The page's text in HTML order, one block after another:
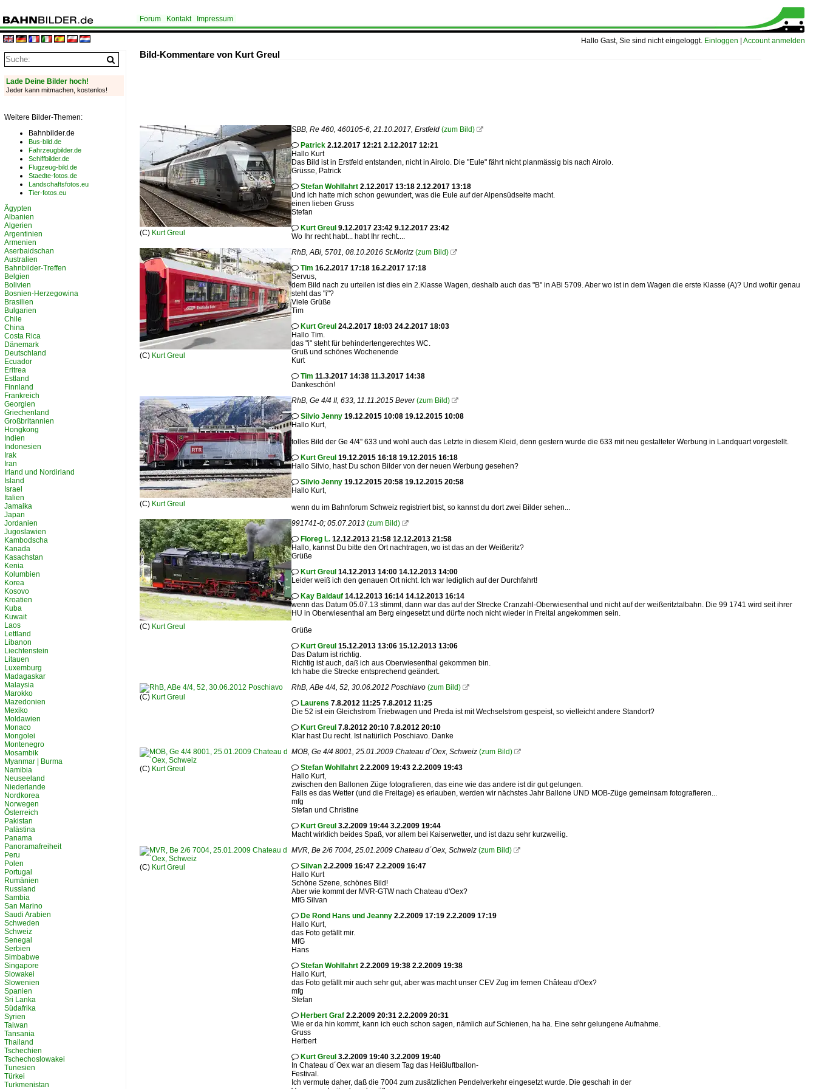
Hallo Gast, Sie sind nicht eingeloggt. Einloggen Account anmelden
Forum Kontakt Impressum
Bild-Kommentare von Kurt Greul
(C) Kurt Greul
SBB, Re 460, 460105-6, 21.10.2017, Erstfeld (zum Bild) 
 Patrick 2.12.2017 12:21 2.12.2017 12:21
Hallo Kurt
Das Bild ist in Erstfeld entstanden, nicht in Airolo. Die "Eule" fährt nicht planmässig bis nach Airolo.
Grüsse, Patrick
 Stefan Wohlfahrt 2.12.2017 13:18 2.12.2017 13:18
Und ich hatte mich schon gewundert, was die Eule auf der Alpensüdseite macht.
einen lieben Gruss
Stefan
 Kurt Greul 9.12.2017 23:42 9.12.2017 23:42
Wo Ihr recht habt... habt Ihr recht....
(C) Kurt Greul
RhB, ABi, 5701, 08.10.2016 St.Moritz (zum Bild) 
 Tim 16.2.2017 17:18 16.2.2017 17:18
Servus,
dem Bild nach zu urteilen ist dies ein 2.Klasse Wagen, deshalb auch das "B" in ABi 5709. Aber wo ist in dem Wagen die erste Klasse (A)? Und wofür genau
steht das "i"?
Viele Grüße
Tim
 Kurt Greul 24.2.2017 18:03 24.2.2017 18:03
Hallo Tim.
das "i" steht für behindertengerechtes WC.
Gruß und schönes Wochenende
Kurt
 Tim 11.3.2017 14:38 11.3.2017 14:38
Dankeschön!
(C) Kurt Greul
RhB, Ge 4/4 II, 633, 11.11.2015 Bever (zum Bild) 
 Silvio Jenny 19.12.2015 10:08 19.12.2015 10:08
Hallo Kurt,
tolles Bild der Ge 4/4'' 633 und wohl auch das Letzte in diesem Kleid, denn gestern wurde die 633 mit neu gestalteter Werbung in Landquart vorgestellt.
 Kurt Greul 19.12.2015 16:18 19.12.2015 16:18
Hallo Silvio, hast Du schon Bilder von der neuen Werbung gesehen?
 Silvio Jenny 19.12.2015 20:58 19.12.2015 20:58
Hallo Kurt,
wenn du im Bahnforum Schweiz registriert bist, so kannst du dort zwei Bilder sehen...
(C) Kurt Greul
991741-0; 05.07.2013 (zum Bild) 
 Floreg L. 12.12.2013 21:58 12.12.2013 21:58
Hallo, kannst Du bitte den Ort nachtragen, wo ist das an der Weißeritz?
Grüße
 Kurt Greul 14.12.2013 14:00 14.12.2013 14:00
Leider weiß ich den genauen Ort nicht. Ich war lediglich auf der Durchfahrt!
 Kay Baldauf 14.12.2013 16:14 14.12.2013 16:14
wenn das Datum 05.07.13 stimmt, dann war das auf der Strecke Cranzahl-Oberwiesenthal und nicht auf der weißeritztalbahn. Die 99 1741 wird seit ihrer
HU in Oberwiesenthal am Berg eingesetzt und dürfte noch nicht wieder in Freital angekommen sein.
Grüße
 Kurt Greul 15.12.2013 13:06 15.12.2013 13:06
Das Datum ist richtig.
Richtig ist auch, daß ich aus Oberwiesenthal gekommen bin.
Ich habe die Strecke entsprechend geändert.
(C) Kurt Greul
RhB, ABe 4/4, 52, 30.06.2012 Poschiavo (zum Bild) 
 Laurens 7.8.2012 11:25 7.8.2012 11:25
Die 52 ist ein Gleichstrom Triebwagen und Preda ist mit Wechselstrom gespeist, so vielleicht andere Standort?
 Kurt Greul 7.8.2012 20:10 7.8.2012 20:10
Klar hast Du recht. Ist natürlich Poschiavo. Danke
(C) Kurt Greul
MOB, Ge 4/4 8001, 25.01.2009 Chateau d´Oex, Schweiz (zum Bild) 
 Stefan Wohlfahrt 2.2.2009 19:43 2.2.2009 19:43
Hallo Kurt,
zwischen den Ballonen Züge fotografieren, das eine wie das andere ist dir gut gelungen.
Falls es das Wetter (und die Freitage) es erlauben, werden wir nächstes Jahr Ballone UND MOB-Züge gemeinsam fotografieren...
mfg
Stefan und Christine
 Kurt Greul 3.2.2009 19:44 3.2.2009 19:44
Macht wirklich beides Spaß, vor allem bei Kaiserwetter, und ist dazu sehr kurzweilig.
(C) Kurt Greul
MVR, Be 2/6 7004, 25.01.2009 Chateau d´Oex, Schweiz (zum Bild) 
 Silvan 2.2.2009 16:47 2.2.2009 16:47
Hallo Kurt
Schöne Szene, schönes Bild!
Aber wie kommt der MVR-GTW nach Chateau d'Oex?
MfG Silvan
 De Rond Hans und Jeanny 2.2.2009 17:19 2.2.2009 17:19
Hallo Kurt,
das Foto gefällt mir.
MfG
Hans
 Stefan Wohlfahrt 2.2.2009 19:38 2.2.2009 19:38
Hallo Kurt,
das Foto gefällt mir auch sehr gut, aber was macht unser CEV Zug im fernen Château d'Oex?
mfg
Stefan
 Herbert Graf 2.2.2009 20:31 2.2.2009 20:31
Wie er da hin kommt, kann ich euch schon sagen, nämlich auf Schienen, ha ha. Eine sehr gelungene Aufnahme.
Gruss
Herbert
 Kurt Greul 3.2.2009 19:40 3.2.2009 19:40
In Chateau d´Oex war an diesem Tag das Heißluftballon-
Festival.
Ich vermute daher, daß die 7004 zum zusätzlichen Pendelverkehr eingesetzt wurde. Die geschah in der
Lade Deine Bilder hoch!
Jeder kann mitmachen, kostenlos!
Weitere Bilder-Themen:
Bahnbilder.de
Bus-bild.de
Fahrzeugbilder.de
Schiffbilder.de
Flugzeug-bild.de
Staedte-fotos.de
Landschaftsfotos.eu
Tier-fotos.eu
Ägypten
Albanien
Algerien
Argentinien
Armenien
Aserbaidschan
Australien
Bahnbilder-Treffen
Belgien
Bolivien
Bosnien-Herzegowina
Brasilien
Bulgarien
Chile
China
Costa Rica
Dänemark
Deutschland
Ecuador
Eritrea
Estland
Finnland
Frankreich
Georgien
Griechenland
Großbritannien
Hongkong
Indien
Indonesien
Irak
Iran
Irland und Nordirland
Island
Israel
Italien
Jamaika
Japan
Jordanien
Jugoslawien
Kambodscha
Kanada
Kasachstan
Kenia
Kolumbien
Korea
Kosovo
Kroatien
Kuba
Kuwait
Laos
Lettland
Libanon
Liechtenstein
Litauen
Luxemburg
Madagaskar
Malaysia
Marokko
Mazedonien
Mexiko
Moldawien
Monaco
Mongolei
Montenegro
Mosambik
Myanmar | Burma
Namibia
Neuseeland
Niederlande
Nordkorea
Norwegen
Österreich
Pakistan
Palästina
Panama
Panoramafreiheit
Peru
Polen
Portugal
Rumänien
Russland
Sambia
San Marino
Saudi Arabien
Schweden
Schweiz
Senegal
Serbien
Simbabwe
Singapore
Slowakei
Slowenien
Spanien
Sri Lanka
Südafrika
Syrien
Taiwan
Tansania
Thailand
Tschechien
Tschechoslowakei
Tunesien
Türkei
Turkmenistan